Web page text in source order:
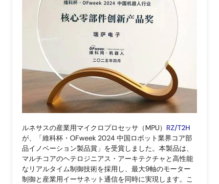
ルネサスの産業用マイクロプロセッサ（MPU） RZ/T2H
が、「維科杯・OFweek 2024 中国ロボット業界コア部
品イノベーション製品賞」を受賞しました。本製品は、
マルチコアのヘテロジニアス・アーキテクチャと高性能
なリアルタイム制御技術を採用し、最大9軸のモーター
制御と産業用イーサネット通信を同時に実現します。こ